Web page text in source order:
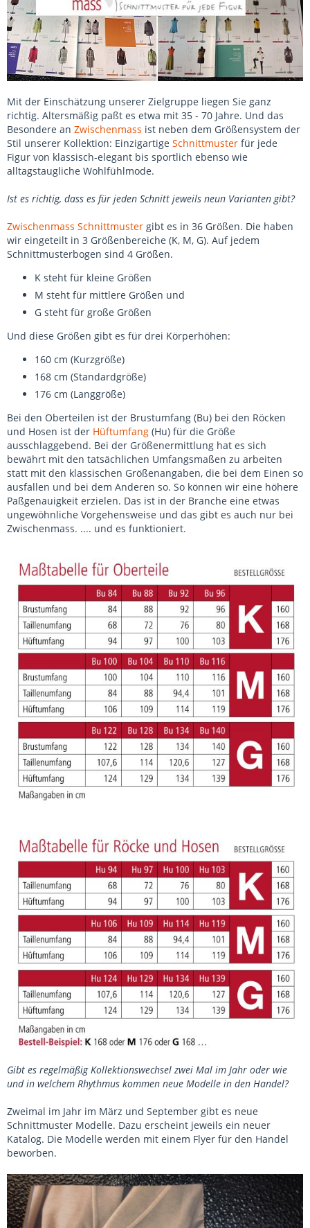
Mit der Einschätzung unserer Zielgruppe liegen Sie ganz
richtig. Altersmäßig paßt es etwa mit 35 - 70 Jahre. Und das
Besondere an Zwischenmass ist neben dem Größensystem der
Stil unserer Kollektion: Einzigartige Schnittmuster für jede
Figur von klassisch-elegant bis sportlich ebenso wie
alltagstaugliche Wohlfühlmode.
Ist es richtig, dass es für jeden Schnitt jeweils neun Varianten gibt?
Zwischenmass Schnittmuster gibt es in 36 Größen. Die haben
wir eingeteilt in 3 Größenbereiche (K, M, G). Auf jedem
Schnittmusterbogen sind 4 Größen.
K steht für kleine Größen
M steht für mittlere Größen und
G steht für große Größen
Und diese Größen gibt es für drei Körperhöhen:
160 cm (Kurzgröße)
168 cm (Standardgröße)
176 cm (Langgröße)
Bei den Oberteilen ist der Brustumfang (Bu) bei den Röcken
und Hosen ist der Hüftumfang (Hu) für die Größe
ausschlaggebend. Bei der Größenermittlung hat es sich
bewährt mit den tatsächlichen Umfangsmaßen zu arbeiten
statt mit den klassischen Größenangaben, die bei dem Einen so
ausfallen und bei dem Anderen so. So können wir eine höhere
Paßgenauigkeit erzielen. Das ist in der Branche eine etwas
ungewöhnliche Vorgehensweise und das gibt es auch nur bei
Zwischenmass. .... und es funktioniert.
Gibt es regelmäßig Kollektionswechsel zwei Mal im Jahr oder wie
und in welchem Rhythmus kommen neue Modelle in den Handel?
Zweimal im Jahr im März und September gibt es neue
Schnittmuster Modelle. Dazu erscheint jeweils ein neuer
Katalog. Die Modelle werden mit einem Flyer für den Handel
beworben.